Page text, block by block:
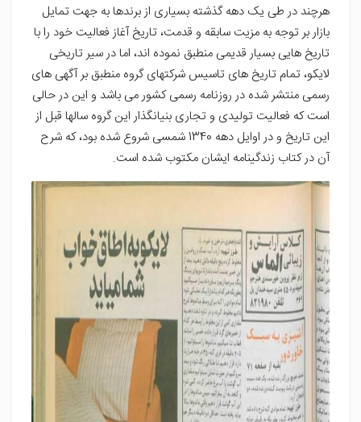
هرچند در طی یک دهه گذشته بسیاری از برندها به جهت تمایل
بازار بر توجه به مزیت سابقه و قدمت، تاریخ آغاز فعالیت خود را با
تاریخ هایی بسیار قدیمی منطبق نموده اند، اما در سیر تاریخی
لایکو، تمام تاریخ های تاسیس شرکتهای گروه منطبق بر آگهی های
رسمی منتشر شده در روزنامه رسمی کشور می باشد و این در حالی
است که فعالیت تولیدی و تجاری بنیانگذار این گروه سالها قبل از
این تاریخ و در اوایل دهه 1340 شمسی شروع شده بود، که شرح
آن در کتاب زندگینامه ایشان مکتوب شده است.